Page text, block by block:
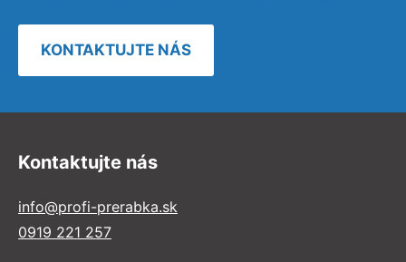
KONTAKTUJTE NÁS
Kontaktujte nás
info@profi-prerabka.sk
0919 221 257